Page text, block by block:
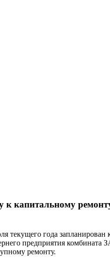
к капитальному
года запланирован
предприятия комбината
ремонту.